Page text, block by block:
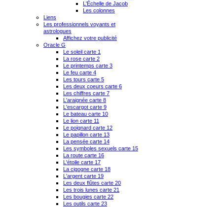
L'Échelle de Jacob
Les colonnes
Liens
Les professionnels voyants et
astrologues
Affichez votre publicité
Oracle G
Le soleil carte 1
La rose carte 2
Le printemps carte 3
Le feu carte 4
Les tours carte 5
Les deux coeurs carte 6
Les chiffres carte 7
L'araignée carte 8
L'escargot carte 9
Le bateau carte 10
Le lion carte 11
Le poignard carte 12
Le papillon carte 13
La pensée carte 14
Les symboles sexuels carte 15
La route carte 16
L'étoile carte 17
La cigogne carte 18
L'argent carte 19
Les deux flûtes carte 20
Les trois lunes carte 21
Les bougies carte 22
Les outils carte 23